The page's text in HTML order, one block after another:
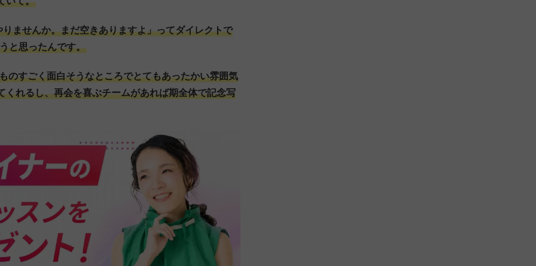
ませんか。まだ空きありますよ」ってダイレクトで
と思ったんです。
のすごく面白そうなところでとてもあったかい雰囲気
れるし、再会を喜ぶチームがあれば期全体で記念写